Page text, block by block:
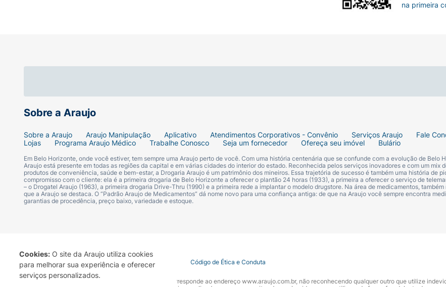
Cookies: O site da Araujo utiliza cookies
para melhorar sua experiência e oferecer
serviços personalizados.
Indicação: Presbiopia / Leitura de perto / Uso de telas.
Veja o mundo com clareza e a confiança de um design clássico.
Sobre a Araujo
Sobre a Araujo Araujo Manipulação Aplicativo Atendimentos Corporativos - Convênio Serviços Araujo
Fale
Lojas
Programa Araujo Médico Trabalhe Conosco Seja um fornecedor Ofereça seu imóvel Bulário
Em Belo Horizonte, onde você estiver, tem sempre uma Araujo perto de você. Com uma história centenária que se confunde com a evolução de Belo
Araujo está presente em todas as regiões da capital e em várias cidades do interior do estado. Reconhecida pelos serviços inovadores e com um mix
produtos de conveniência, saúde e bem-estar, a Drogaria Araujo é um patrimônio dos mineiros. Essa trajetória de sucesso é também uma história de
compromisso com o cliente: ela é a primeira drogaria de Belo Horizonte a oferecer o plantão 24 horas (1933), a primeira a oferecer o serviço de
– o Drogatel Araujo (1963), a primeira drogaria Drive-Thru (1990) e a primeira rede a implantar o modelo drugstore. Na área de medicamentos, também
que a Araujo se destaca. O “Padrão Araujo de Medicamentos” dá nome novo para uma confiança antiga: de que na Araujo você sempre encontra
garantias de procedência, preço baixo, variedade e estoque.
na primeira
Termo de Uso Portal da Privacidade Covid-19 Código de Ética e Conduta
A Drogaria Araujo S/A informa que o seu site oficial corresponde ao endereço www.araujo.com.br, não reconhecendo qualquer outro que utilize